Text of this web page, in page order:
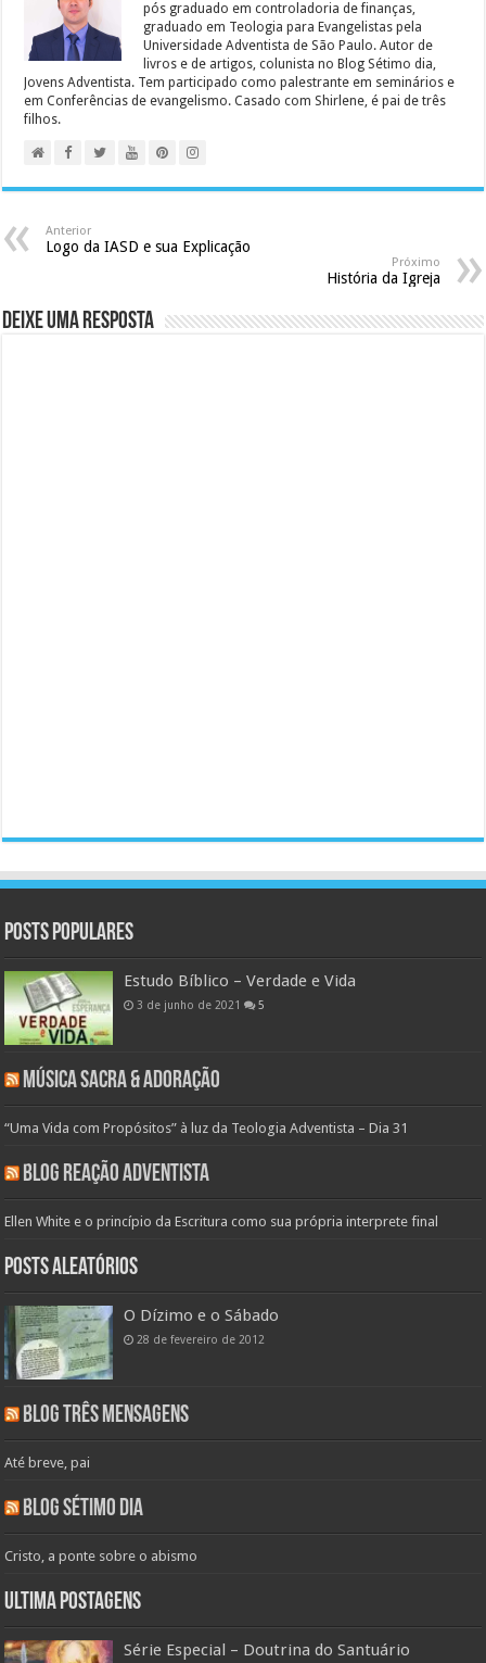
pós graduado em controladoria de finanças,
graduado em Teologia para Evangelistas pela
Universidade Adventista de São Paulo. Autor de
livros e de artigos, colunista no Blog Sétimo dia,
Jovens Adventista. Tem participado como palestrante em seminários e
em Conferências de evangelismo. Casado com Shirlene, é pai de três
filhos.
Anterior
Logo da IASD e sua Explicação
Próximo
História da Igreja
Deixe uma resposta
Posts populares
Estudo Bíblico – Verdade e Vida
3 de junho de 2021 5
Música Sacra & Adoração
“Uma Vida com Propósitos” à luz da Teologia Adventista – Dia 31
Blog Reação Adventista
Ellen White e o princípio da Escritura como sua própria interprete final
Posts aleatórios
O Dízimo e o Sábado
28 de fevereiro de 2012
Blog Três Mensagens
Até breve, pai
Blog Sétimo Dia
Cristo, a ponte sobre o abismo
Ultima Postagens
Série Especial – Doutrina do Santuário